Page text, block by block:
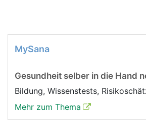
MySana
Gesundheit selber in die Hand
Bildung, Wissenstests,
Mehr zum Thema